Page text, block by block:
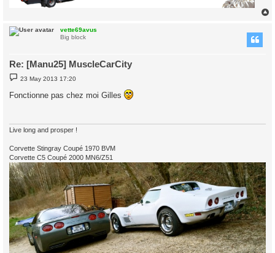
vette69avus
Big block
Re: [Manu25] MuscleCarCity
P
o
t
23 May 2013 17:20
Fonctionne pas chez moi Gilles
Live long and prosper !
Corvette Stingray Coupé 1970 BVM
Corvette C5 Coupé 2000 MN6/Z51